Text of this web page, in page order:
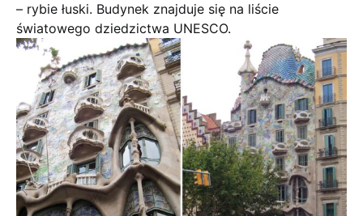
– rybie łuski. Budynek znajduje się na liście
światowego dziedzictwa UNESCO.